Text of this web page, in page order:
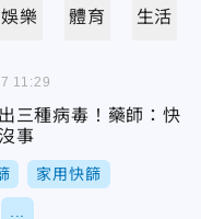
娛樂 體育 生活
三種病毒！藥師：快
事
家用快篩
11:29